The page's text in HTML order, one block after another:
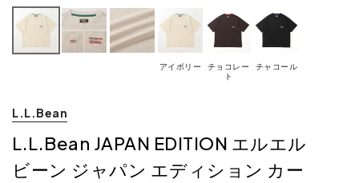
アイボリー
チョコレー
ト
チャコール
L.L.Bean
L.L.Bean JAPAN EDITION エルエル
ビーン ジャパン エディション カー